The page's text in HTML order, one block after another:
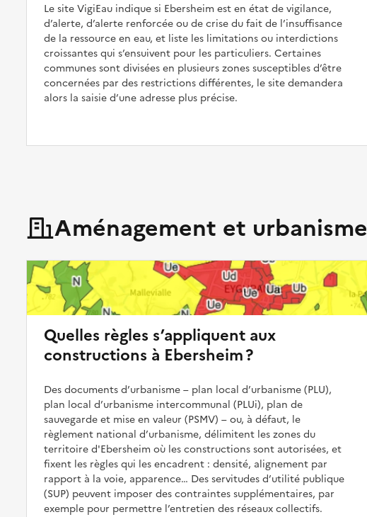
Le site VigiEau indique si Ebersheim est en état de vigilance,
d’alerte, d’alerte renforcée ou de crise du fait de l’insuffisance
de la ressource en eau, et liste les limitations ou interdictions
croissantes qui s’ensuivent pour les particuliers. Certaines
communes sont divisées en plusieurs zones susceptibles d’être
concernées par des restrictions différentes, le site demandera
alors la saisie d’une adresse plus précise.
Aménagement et urbanisme
Quelles règles s’appliquent aux
constructions à Ebersheim ?
Des documents d’urbanisme – plan local d’urbanisme (PLU),
plan local d’urbanisme intercommunal (PLUi), plan de
sauvegarde et mise en valeur (PSMV) – ou, à défaut, le
règlement national d’urbanisme, délimitent les zones du
territoire d'Ebersheim où les constructions sont autorisées, et
fixent les règles qui les encadrent : densité, alignement par
rapport à la voie, apparence… Des servitudes d’utilité publique
(SUP) peuvent imposer des contraintes supplémentaires, par
exemple pour permettre l’entretien des réseaux collectifs.